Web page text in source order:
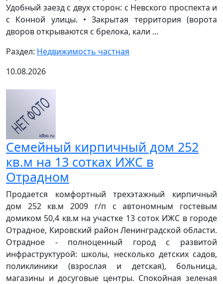
Удобный заезд с двух сторон: с Невского проспекта и
с Конной улицы. • Закрытая территория (ворота
дворов открываются с брелока, кали ...
Раздел: Недвижимость частная
10.08.2026
Семейный кирпичный дом 252
кв.м на 13 сотках ИЖС в
Отрадном
Продается комфортный трехэтажный кирпичный
дом 252 кв.м 2009 г/п с автономным гостевым
домиком 50,4 кв.м на участке 13 соток ИЖС в городе
Отрадное, Кировский район Ленинградской области.
Отрадное - полноценный город с развитой
инфраструктурой: школы, несколько детских садов,
поликлиники (взрослая и детская), больница,
магазины и досуговые центры. Спокойная зеленая